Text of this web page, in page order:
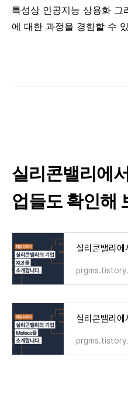
특성상 인공지능 상용화 그
에 대한 과정을 경험할 수
실리콘밸리에
업들도 확인해